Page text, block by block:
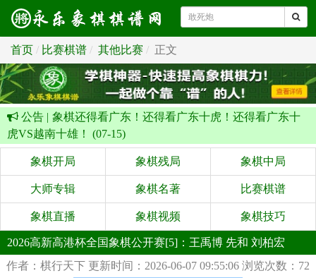
首页 比赛棋谱 其他比赛 正文
公告 | 象棋还得看广东！还得看广东十虎！还得看广东十
虎VS越南十雄！ (07-15)
象棋开局 象棋残局 象棋中局
大师专辑 象棋名著 比赛棋谱
象棋直播 象棋视频 象棋技巧
2026高新高港杯全国象棋公开赛[5]：王禹博 先和 刘柏宏
作者：棋行天下 更新时间：2026-06-07 09:55:06 浏览次数：72